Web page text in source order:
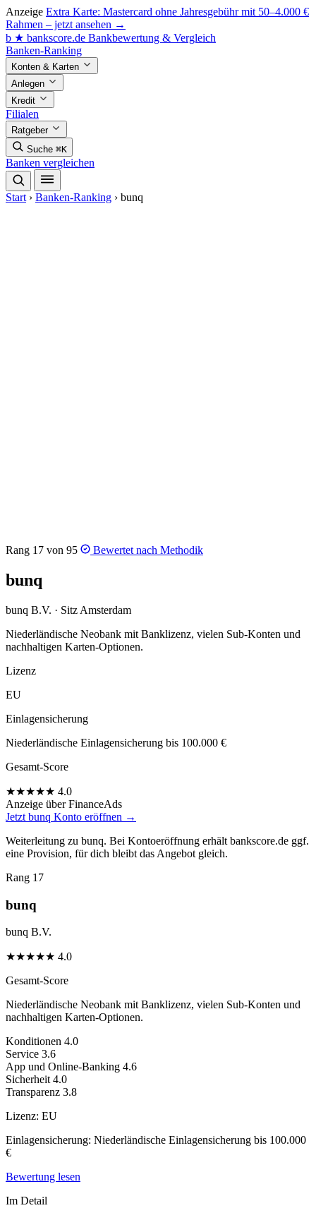
Anzeige Extra Karte: Mastercard ohne Jahresgebühr mit 50–4.000 €
Rahmen – jetzt ansehen →
b ★ bankscore.de Bankbewertung & Vergleich
Banken-Ranking
Konten & Karten
Anlegen
Kredit
Filialen
Ratgeber
Suche ⌘K
Banken vergleichen
Start › Banken-Ranking › bunq
Rang 17 von 95 Bewertet nach Methodik
bunq
bunq B.V. · Sitz Amsterdam
Niederländische Neobank mit Banklizenz, vielen Sub-Konten und
nachhaltigen Karten-Optionen.
Lizenz
EU
Einlagensicherung
Niederländische Einlagensicherung bis 100.000 €
Gesamt-Score
★★★★★ 4.0
Anzeige über FinanceAds
Jetzt bunq Konto eröffnen →
Weiterleitung zu bunq. Bei Kontoeröffnung erhält bankscore.de ggf.
eine Provision, für dich bleibt das Angebot gleich.
Rang 17
bunq
bunq B.V.
★★★★★ 4.0
Gesamt-Score
Niederländische Neobank mit Banklizenz, vielen Sub-Konten und
nachhaltigen Karten-Optionen.
Konditionen 4.0
Service 3.6
App und Online-Banking 4.6
Sicherheit 4.0
Transparenz 3.8
Lizenz: EU
Einlagensicherung: Niederländische Einlagensicherung bis 100.000
€
Bewertung lesen
Im Detail